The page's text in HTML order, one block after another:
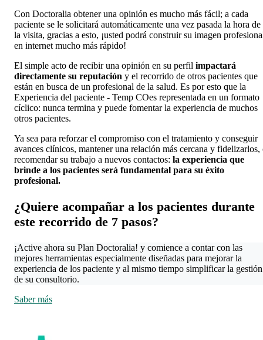
Con Doctoralia obtener una opinión es mucho más fácil; a cada
paciente se le solicitará automáticamente una vez pasada la hora de
la visita, gracias a esto, ¡usted podrá construir su imagen
en internet mucho más rápido!
El simple acto de recibir una opinión en su perfil impactará
directamente su reputación y el recorrido de otros pacientes que
están en busca de un profesional de la salud. Es por esto que la
Experiencia del paciente - Temp COes representada en un formato
cíclico: nunca termina y puede fomentar la experiencia de muchos
otros pacientes.
Ya sea para reforzar el compromiso con el tratamiento y conseguir
avances clínicos, mantener una relación más cercana y fidelizarlos,
recomendar su trabajo a nuevos contactos: la experiencia que
brinde a los pacientes será fundamental para su éxito
profesional.
¿Quiere acompañar a los pacientes durante
este recorrido de 7 pasos?
¡Active ahora su Plan Doctoralia! y comience a contar con las
mejores herramientas especialmente diseñadas para mejorar la
experiencia de los paciente y al mismo tiempo simplificar la gestión
de su consultorio.
Saber más